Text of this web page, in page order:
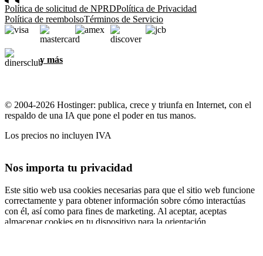
Política de solicitud de NPRDPolítica de Privacidad
Política de reembolsoTérminos de Servicio
y más
© 2004-2026 Hostinger: publica, crece y triunfa en Internet, con el
respaldo de una IA que pone el poder en tus manos.
Los precios no incluyen IVA
Nos importa tu privacidad
Este sitio web usa cookies necesarias para que el sitio web funcione
correctamente y para obtener información sobre cómo interactúas
con él, así como para fines de marketing. Al aceptar, aceptas
almacenar cookies en tu dispositivo para la orientación,